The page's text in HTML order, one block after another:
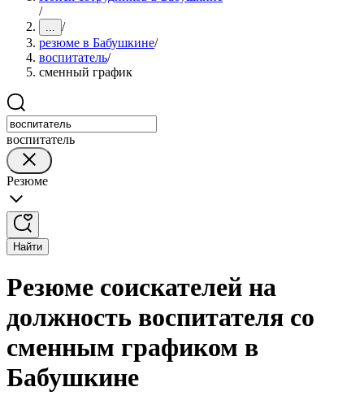
/
... /
резюме в Бабушкине/
воспитатель/
сменный график
воспитатель
Резюме
Найти
Резюме соискателей на
должность воспитателя со
сменным графиком в
Бабушкине